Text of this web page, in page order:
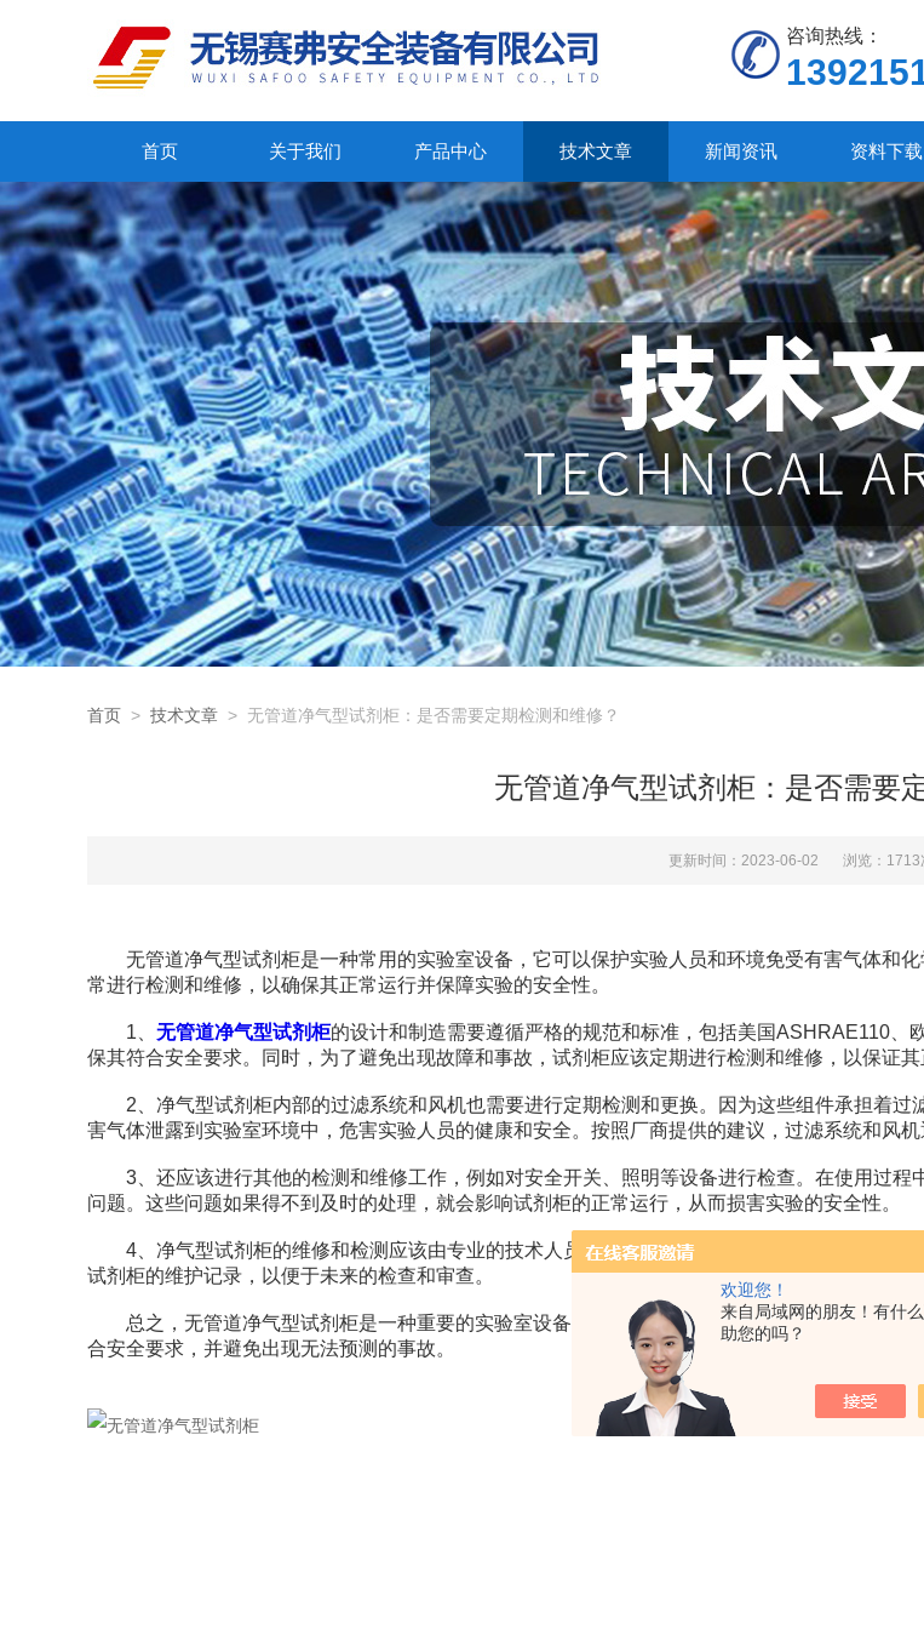
欢迎您！
来自局域网的朋友！有什
助您的吗？
咨询热线：
首页 关于我们 产品中心 技术文章 新闻资讯 资料下载
首页 > 技术文章 > 无管道净气型试剂柜：是否需要定期检测和维修？
无管道净气型试剂柜：是否需要
更新时间：2023-06-02 浏览：1713
无管道净气型试剂柜是一种常用的实验室设备，它可以保护实验人员和环境免受有害气体和
常进行检测和维修，以确保其正常运行并保障实验的安全性。
1、 无管道净气型试剂柜的设计和制造需要遵循严格的规范和标准，包括美国ASHRAE110
保其符合安全要求。同时，为了避免出现故障和事故，试剂柜应该定期进行检测和维修，以保证其
2、净气型试剂柜内部的过滤系统和风机也需要进行定期检测和更换。因为这些组件承担着过
害气体泄露到实验室环境中，危害实验人员的健康和安全。按照厂商提供的建议，过滤系统和风
3、还应该进行其他的检测和维修工作，例如对安全开关、照明等设备进行检查。在使用过程
问题。这些问题如果得不到及时的处理，就会影响试剂柜的正常运行，从而损害实验的安全性。
4、净气型试剂柜的维修和检测应该由专业的技术人员进行，他们具有相关的知识和技能，能
试剂柜的维护记录，以便于未来的检查和审查。
总之，无管道净气型试剂柜是一种重要的实验室设备，对实验的安全性起着至关重要的作用
合安全要求，并避免出现无法预测的事故。